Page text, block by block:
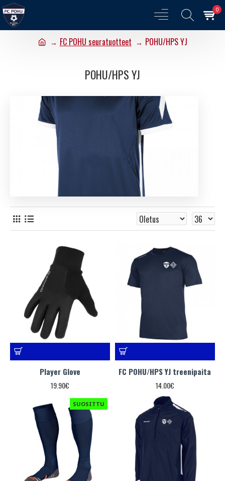
0
FC POHU seuratuotteet POHU/HPS YJ
POHU/HPS YJ
Player Glove
19.90€
FC POHU/HPS YJ treenipaita
14.00€
SUOSITTU